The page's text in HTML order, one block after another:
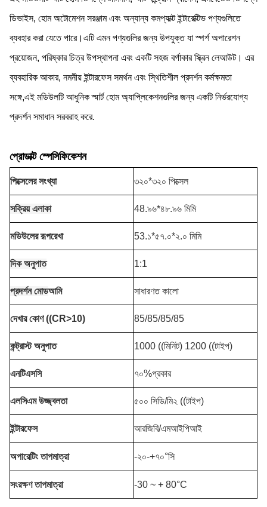
ডিভাইস, হোম অটোমেশন সরঞ্জাম এবং অন্যান্য কমপ্যাক্ট ইন্টারেক্টিভ পণ্যগুলিতে
ব্যবহার করা যেতে পারে।এটি এমন পণ্যগুলির জন্য উপযুক্ত যা স্পর্শ অপারেশন
প্রয়োজন, পরিষ্কার চিত্র উপস্থাপনা এবং একটি সহজ বর্গাকার স্ক্রিন লেআউট। এর
ব্যবহারিক আকার, নমনীয় ইন্টারফেস সমর্থন এবং স্থিতিশীল প্রদর্শন কর্মক্ষমতা
সঙ্গে,এই মডিউলটি আধুনিক স্মার্ট হোম অ্যাপ্লিকেশনগুলির জন্য একটি নির্ভরযোগ্য
প্রদর্শন সমাধান সরবরাহ করে.
প্রোডাক্ট স্পেসিফিকেশন
পিক্সেলের সংখ্যা ৩২০*৩২০ পিক্সেল
সক্রিয় এলাকা 48.৯৬*৪৮.৯৬ মিমি
মডিউলের রূপরেখা 53.১*৫৭.০*২.০ মিমি
দিক অনুপাত 1:1
প্রদর্শন মোডআমি সাধারণত কালো
দেখার কোণ ((CR>10) 85/85/85/85
কন্ট্রাস্ট অনুপাত 1000 ((মিনিট) 1200 ((টাইপ)
এনটিএসসি ৭০%প্রকার
এলসিএম উজ্জ্বলতা ৫০০ সিডি/মি২ ((টাইপ)
ইন্টারফেস আরজিবি/এমআইপিআই
অপারেটিং তাপমাত্রা -২০-+৭০°সি
সংরক্ষণ তাপমাত্রা -30 ~ + 80°C